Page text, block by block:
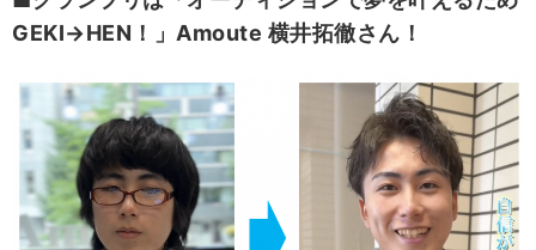
GEKI→HEN！」Amoute 横井拓徹さん！